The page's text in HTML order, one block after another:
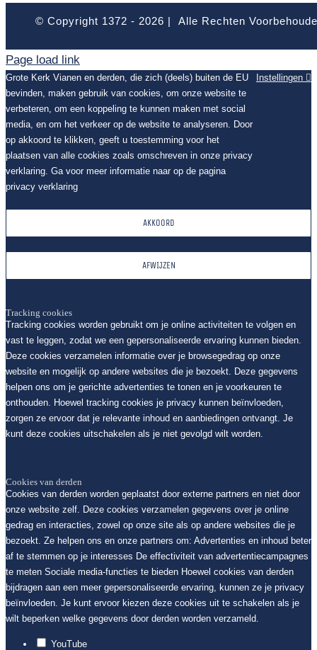
© Copyright 1372 - 2026 | Alle Rechten
Page load link
Grote Kerk Vianen en derden, die zich (deels) buiten de EU
bevinden, maken gebruik van cookies, om onze website te
verbeteren, om een koppeling te kunnen maken met social
media, en om het verkeer op de website te analyseren. Door
op akkoord te klikken, geeft u toestemming voor het
plaatsen van alle cookies zoals omschreven in onze privacy
verklaring. Ga voor meer informatie naar op de pagina
privacy verklaring
Instellingen
AKKOORD
AFWIJZEN
Tracking cookies
Tracking cookies worden gebruikt om je online activiteiten te volgen en
vast te leggen, zodat we een gepersonaliseerde ervaring kunnen bieden.
Deze cookies verzamelen informatie over je browsegedrag op onze
website en mogelijk op andere websites die je bezoekt. Deze gegevens
helpen ons om je gerichte advertenties te tonen en je voorkeuren te
onthouden. Hoewel tracking cookies je privacy kunnen beïnvloeden,
zorgen ze ervoor dat je relevante inhoud en aanbiedingen ontvangt. Je
kunt deze cookies uitschakelen als je niet gevolgd wilt worden.
Cookies van derden
Cookies van derden worden geplaatst door externe partners en niet door
onze website zelf. Deze cookies verzamelen gegevens over je online
gedrag en interacties, zowel op onze site als op andere websites die je
bezoekt. Ze helpen ons en onze partners om: Advertenties en inhoud beter
af te stemmen op je interesses De effectiviteit van advertentiecampagnes
te meten Sociale media-functies te bieden Hoewel cookies van derden
bijdragen aan een meer gepersonaliseerde ervaring, kunnen ze je privacy
beïnvloeden. Je kunt ervoor kiezen deze cookies uit te schakelen als je
wilt beperken welke gegevens door derden worden verzameld.
YouTube